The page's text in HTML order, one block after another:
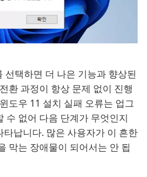
선택하면 더 나은 기능과 향상된
환 과정이 항상 문제 없이 진행
도우 11 설치 실패 오류는 업그
수 없어 다음 단계가 무엇인지
납니다. 많은 사용자가 이 흔한
막는 장애물이 되어서는 안 됩